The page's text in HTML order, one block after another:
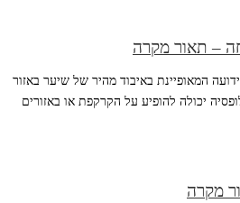
– תאור מקרה
המאופיינת באיבוד מהיר של שיער באזור
יכולה להופיע על הקרקפת או באזורים
מקרה